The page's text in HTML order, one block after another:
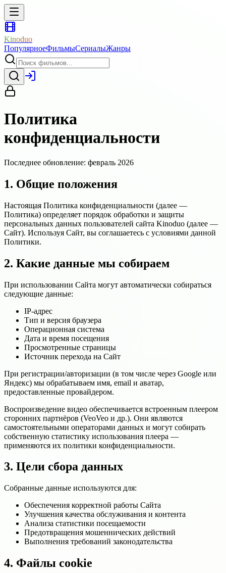
Kinoduo
ПопулярноеФильмыСериалыЖанры
Политика
конфиденциальности
Последнее обновление: февраль 2026
1. Общие положения
Настоящая Политика конфиденциальности (далее —
Политика) определяет порядок обработки и защиты
персональных данных пользователей сайта Kinoduo (далее —
Сайт). Используя Сайт, вы соглашаетесь с условиями данной
Политики.
2. Какие данные мы собираем
При использовании Сайта могут автоматически собираться
следующие данные:
IP-адрес
Тип и версия браузера
Операционная система
Дата и время посещения
Просмотренные страницы
Источник перехода на Сайт
При регистрации/авторизации (в том числе через Google или
Яндекс) мы обрабатываем имя, email и аватар,
предоставленные провайдером.
Воспроизведение видео обеспечивается встроенным плеером
сторонних партнёров (VeoVeo и др.). Они являются
самостоятельными операторами данных и могут собирать
собственную статистику использования плеера —
применяются их политики конфиденциальности.
3. Цели сбора данных
Собранные данные используются для:
Обеспечения корректной работы Сайта
Улучшения качества обслуживания и контента
Анализа статистики посещаемости
Предотвращения мошеннических действий
Выполнения требований законодательства
4. Файлы cookie